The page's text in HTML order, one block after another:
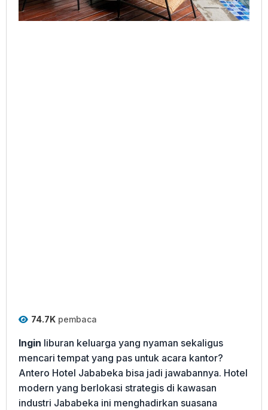
74.7K pembaca
Ingin liburan keluarga yang nyaman sekaligus
mencari tempat yang pas untuk acara kantor?
Antero Hotel Jababeka bisa jadi jawabannya. Hotel
modern yang berlokasi strategis di kawasan
industri Jababeka ini menghadirkan suasana